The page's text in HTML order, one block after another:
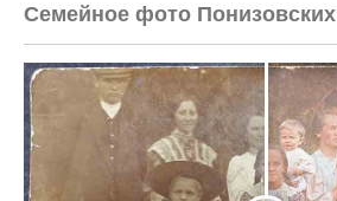
Семейное фото Понизовских